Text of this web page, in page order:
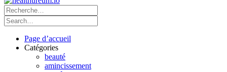
Page d’accueil
Catégories
beauté
amincissement